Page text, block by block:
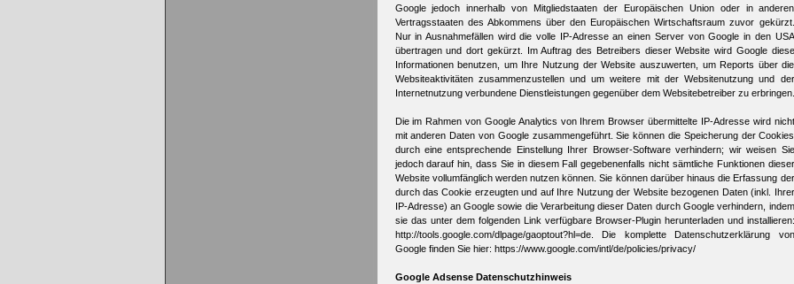
Google jedoch innerhalb von Mitgliedstaaten der Europäischen Union oder in anderen
Vertragsstaaten des Abkommens über den Europäischen Wirtschaftsraum zuvor gekürzt.
Nur in Ausnahmefällen wird die volle IP-Adresse an einen Server von Google in den USA
übertragen und dort gekürzt. Im Auftrag des Betreibers dieser Website wird Google diese
Informationen benutzen, um Ihre Nutzung der Website auszuwerten, um Reports über die
Websiteaktivitäten zusammenzustellen und um weitere mit der Websitenutzung und der
Internetnutzung verbundene Dienstleistungen gegenüber dem Websitebetreiber zu erbringen.
Die im Rahmen von Google Analytics von Ihrem Browser übermittelte IP-Adresse wird nicht
mit anderen Daten von Google zusammengeführt. Sie können die Speicherung der Cookies
durch eine entsprechende Einstellung Ihrer Browser-Software verhindern; wir weisen Sie
jedoch darauf hin, dass Sie in diesem Fall gegebenenfalls nicht sämtliche Funktionen dieser
Website vollumfänglich werden nutzen können. Sie können darüber hinaus die Erfassung der
durch das Cookie erzeugten und auf Ihre Nutzung der Website bezogenen Daten (inkl. Ihrer
IP-Adresse) an Google sowie die Verarbeitung dieser Daten durch Google verhindern, indem
sie das unter dem folgenden Link verfügbare Browser-Plugin herunterladen und installieren:
http://tools.google.com/dlpage/gaoptout?hl=de. Die komplette Datenschutzerklärung von
Google finden Sie hier: https://www.google.com/intl/de/policies/privacy/
Google Adsense Datenschutzhinweis